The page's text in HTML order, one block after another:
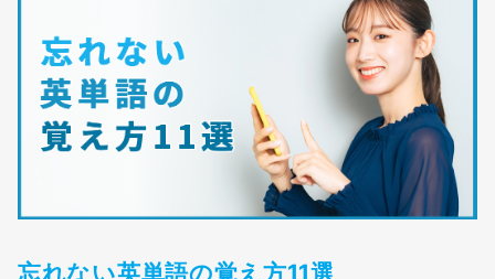
忘れない英単語の覚え方11選